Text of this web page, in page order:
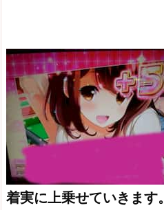
着実に上乗せていきます。